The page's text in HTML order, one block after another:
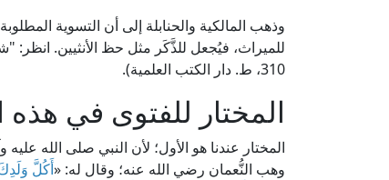
وذهب المالكية والحنابلة إلى أن التسوية
310، ط. دار الكتب العلمية).
المختار للفتوى في
المختار عندنا هو الأول؛ لأن النبي صلى الله
وهب النُّعمان رضي الله عنه؛ وقال له: «أَكُلَّ